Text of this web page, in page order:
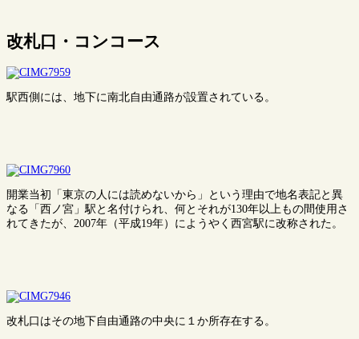
改札口・コンコース
駅西側には、地下に南北自由通路が設置されている。
開業当初「東京の人には読めないから」という理由で地名表記と異
なる「西ノ宮」駅と名付けられ、何とそれが130年以上もの間使用さ
れてきたが、2007年（平成19年）にようやく西宮駅に改称された。
改札口はその地下自由通路の中央に１か所存在する。